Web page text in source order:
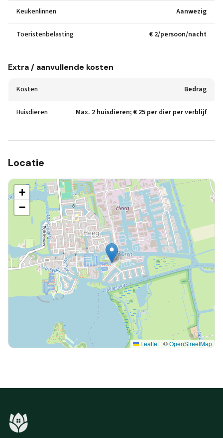
Keukenlinnen Aanwezig
Toeristenbelasting € 2/persoon/nacht
Extra / aanvullende kosten
Kosten Bedrag
Huisdieren Max. 2 huisdieren; € 25 per dier per verblijf
Locatie
+
−
Leaflet | ©OpenStreetMap